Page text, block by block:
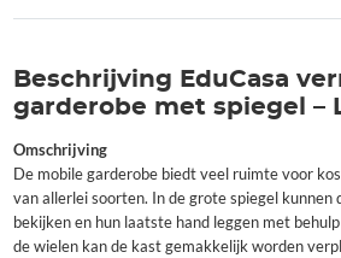
Beschrijving EduCasa
garderobe met spiegel –
Omschrijving
De mobile garderobe biedt veel ruimte voor
van allerlei soorten. In de grote spiegel kunnen
bekijken en hun laatste hand leggen met
de wielen kan de kast gemakkelijk worden